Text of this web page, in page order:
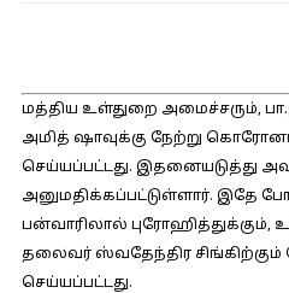
மத்திய உள்துறை அமைச்சரும்,
அமித் ஷாவுக்கு நேற்று
செய்யப்பட்டது. இதனையடுத்து
அனுமதிக்கப்பட்டுள்ளார். இதே
பன்வாரிலால் புரோஹித்துக்கும்,
தலைவர் ஸ்வதேந்திர சிங்கிற்கும்
செய்யப்பட்டது.